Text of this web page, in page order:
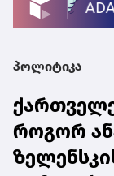
პოლიტიკა
როგორ